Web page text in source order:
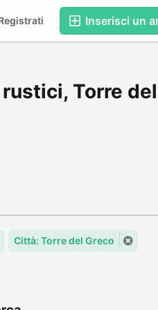
Inserisci un
Torre del
Città: Torre del Greco